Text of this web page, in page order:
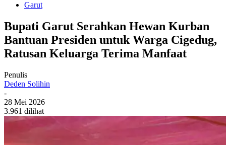
Garut
Bupati Garut Serahkan Hewan Kurban
Bantuan Presiden untuk Warga Cigedug,
Ratusan Keluarga Terima Manfaat
Penulis
Deden Solihin
-
28 Mei 2026
3.961 dilihat